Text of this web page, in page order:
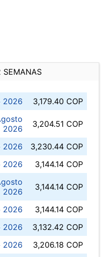
SEMANAS
2026
3,179.40 COP
2026
3,204.51 COP
2026
3,230.44 COP
2026
3,144.14 COP
2026
3,144.14 COP
2026
3,144.14 COP
2026
3,132.42 COP
2026
3,206.18 COP